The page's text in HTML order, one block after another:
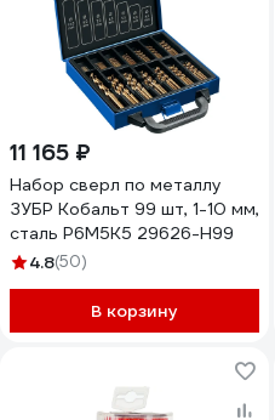
11 165 ₽
Набор сверл по металлу
ЗУБР Кобальт 99 шт, 1-10 мм,
сталь Р6М5К5 29626-H99
4.8(50)
В корзину